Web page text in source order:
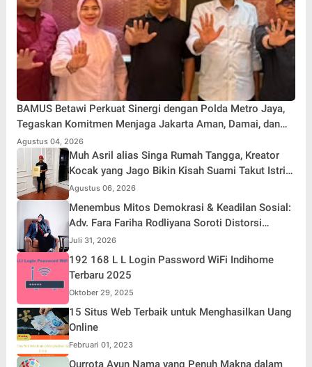
BAMUS Betawi Perkuat Sinergi dengan Polda Metro Jaya,
Tegaskan Komitmen Menjaga Jakarta Aman, Damai, dan
Kondusif Jelang HUT ke-81 Republik Indonesia
Agustus 04, 2026
Muh Asril alias Singa Rumah Tangga, Kreator
Kocak yang Jago Bikin Kisah Suami Takut Istri
Jadi Hiburan
Agustus 06, 2026
Menembus Mitos Demokrasi & Keadilan Sosial:
Adv. Fara Fariha Rodliyana Soroti Distorsi
Simpati Publik dan Aksi Main Hakim Sendiri
Juli 31, 2026
192 168 L L Login Password WiFi Indihome
Terbaru 2025
Oktober 29, 2025
15 Situs Web Terbaik untuk Menghasilkan Uang
Online
Februari 01, 2023
Qurrota Ayun Nama yang Penuh Makna dalam